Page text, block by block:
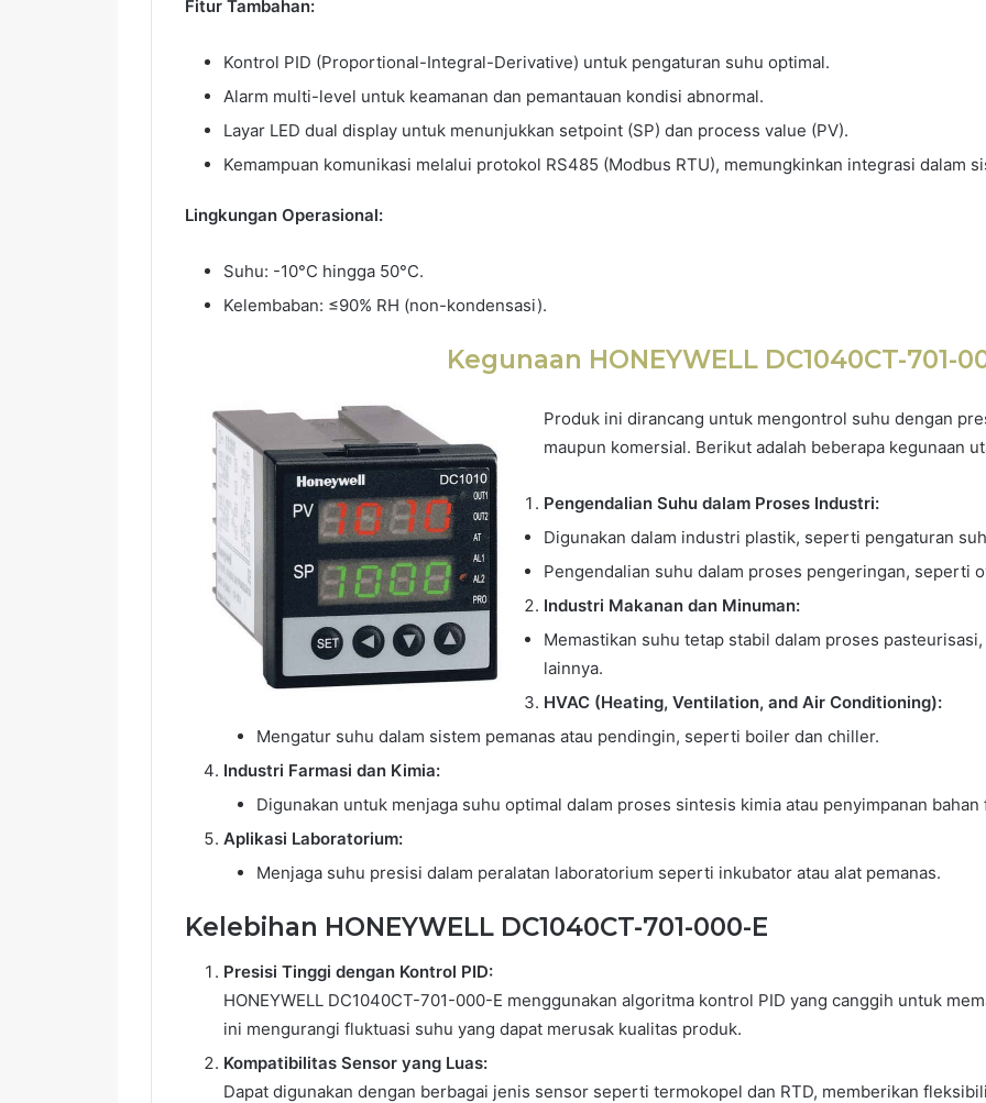
Fitur Tambahan:
Kontrol PID (Proportional-Integral-Derivative) untuk pengaturan suhu optimal.
Alarm multi-level untuk keamanan dan pemantauan kondisi abnormal.
Layar LED dual display untuk menunjukkan setpoint (SP) dan process value (PV).
Kemampuan komunikasi melalui protokol RS485 (Modbus RTU), memungkinkan integrasi dalam
Lingkungan Operasional:
Suhu: -10°C hingga 50°C.
Kelembaban: ≤90% RH (non-kondensasi).
Kegunaan HONEYWELL DC1040CT-701-
Produk ini dirancang untuk mengontrol suhu dengan
maupun komersial. Berikut adalah beberapa kegunaan
Pengendalian Suhu dalam Proses Industri:
Digunakan dalam industri plastik, seperti pengaturan
Pengendalian suhu dalam proses pengeringan, seperti
Industri Makanan dan Minuman:
Memastikan suhu tetap stabil dalam proses
lainnya.
HVAC (Heating, Ventilation, and Air Conditioning):
Mengatur suhu dalam sistem pemanas atau pendingin, seperti boiler dan chiller.
Industri Farmasi dan Kimia:
Digunakan untuk menjaga suhu optimal dalam proses sintesis kimia atau penyimpanan bahan
Aplikasi Laboratorium:
Menjaga suhu presisi dalam peralatan laboratorium seperti inkubator atau alat pemanas.
Kelebihan HONEYWELL DC1040CT-701-000-E
Presisi Tinggi dengan Kontrol PID:
HONEYWELL DC1040CT-701-000-E menggunakan algoritma kontrol PID yang canggih untuk
ini mengurangi fluktuasi suhu yang dapat merusak kualitas produk.
Kompatibilitas Sensor yang Luas:
Dapat digunakan dengan berbagai jenis sensor seperti termokopel dan RTD, memberikan